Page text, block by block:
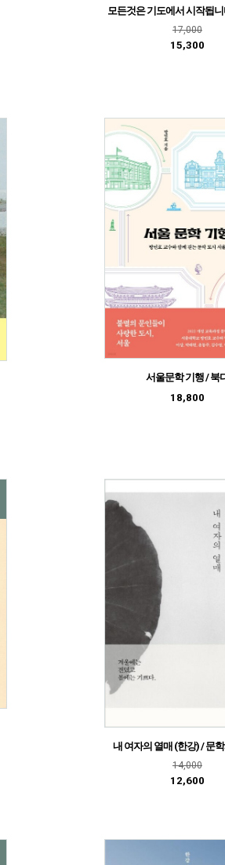
모든것은 기도에서 시작됩
17,000
15,300
서울문학 기행 / 북
18,800
내 여자의 열매 (한강) / 문
14,000
12,600